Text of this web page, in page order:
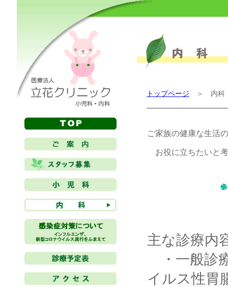
トップページ ＞ 内科
ご家族の健康な生活
お役に立ちたいと
主な診療内
・一般診
イルス性胃